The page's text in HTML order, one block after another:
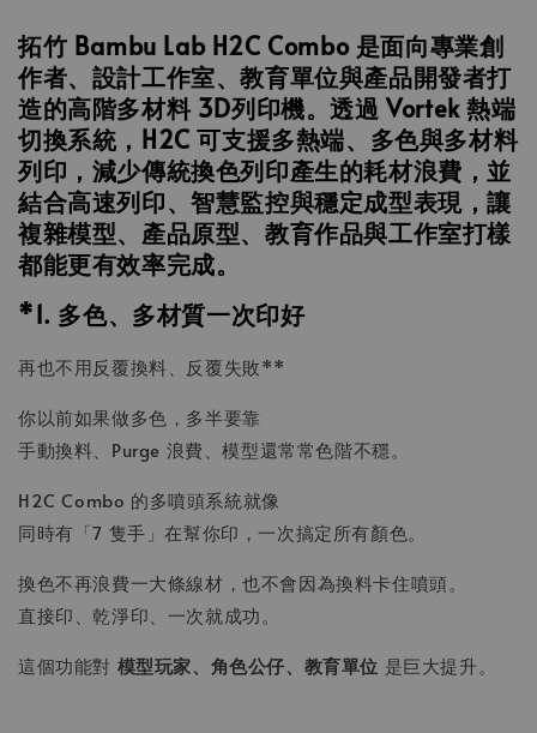
拓竹 Bambu Lab H2C Combo 是面向專業創
作者、設計工作室、教育單位與產品開發者打
造的高階多材料 3D列印機。透過 Vortek 熱端
切換系統，H2C 可支援多熱端、多色與多材料
列印，減少傳統換色列印產生的耗材浪費，並
結合高速列印、智慧監控與穩定成型表現，讓
複雜模型、產品原型、教育作品與工作室打樣
都能更有效率完成。
*1. 多色、多材質一次印好
再也不用反覆換料、反覆失敗**
你以前如果做多色，多半要靠
手動換料、Purge 浪費、模型還常常色階不穩。
H2C Combo 的多噴頭系統就像
同時有「7 隻手」在幫你印，一次搞定所有顏色。
換色不再浪費一大條線材，也不會因為換料卡住噴頭。
直接印、乾淨印、一次就成功。
這個功能對 模型玩家、角色公仔、教育單位 是巨大提升。